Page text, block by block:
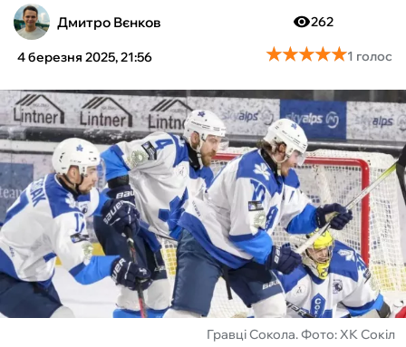
ТЕНІС
КІБЕРСПОРТ
ЧС-2026
ФУТЗАЛ
ІНШІ
БУКМЕКЕРИ
Дмитро Вєнков
4 березня 2025, 21:56
262
★★★★★
★★★★★1 голос
Гравці Сокола. Фото: ХК Сокіл